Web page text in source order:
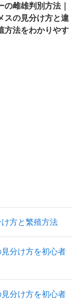
の雌雄判別方法｜
スの見分け方と違
方法をわかりやす
方と繁殖方法
分け方を初心者
分け方を初心者